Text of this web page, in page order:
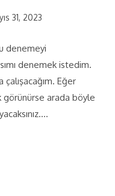
31, 2023
denemeyi
denemek istedim.
Eğer
arada böyle